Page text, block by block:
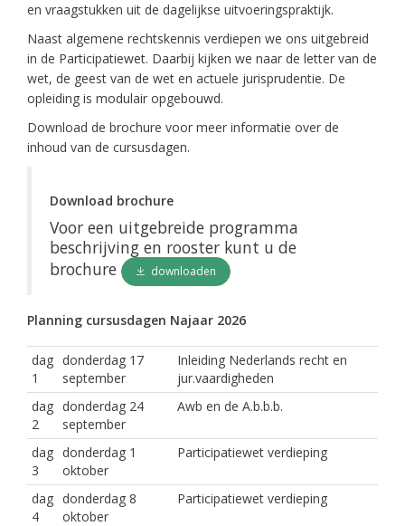
en vraagstukken uit de dagelijkse uitvoeringspraktijk.
Naast algemene rechtskennis verdiepen we ons uitgebreid
in de Participatiewet. Daarbij kijken we naar de letter van de
wet, de geest van de wet en actuele jurisprudentie. De
opleiding is modulair opgebouwd.
Download de brochure voor meer informatie over de
inhoud van de cursusdagen.
Download brochure
Voor een uitgebreide programma
beschrijving en rooster kunt u de
brochure
downloaden
Planning cursusdagen Najaar 2026
dag
1
donderdag 17
september
Inleiding Nederlands recht en
jur.vaardigheden
dag
2
donderdag 24
september
Awb en de A.b.b.b.
dag
3
donderdag 1
oktober
Participatiewet verdieping
dag
4
donderdag 8
oktober
Participatiewet verdieping